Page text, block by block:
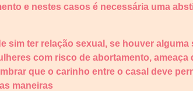
e nestes casos é necessária uma
sim ter relação sexual, se houver
com risco de abortamento, ameaça
que o carinho entre o casal deve
maneiras